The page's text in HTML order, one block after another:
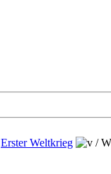
Erster Weltkrieg /